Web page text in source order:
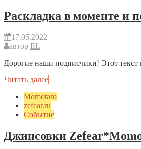
Раскладка в моменте и
17.05.2022
автор EL
Дорогие наши подписчики! Этот
Читать далее
Momotaro
zefear.ru
Событие
Джинсовки